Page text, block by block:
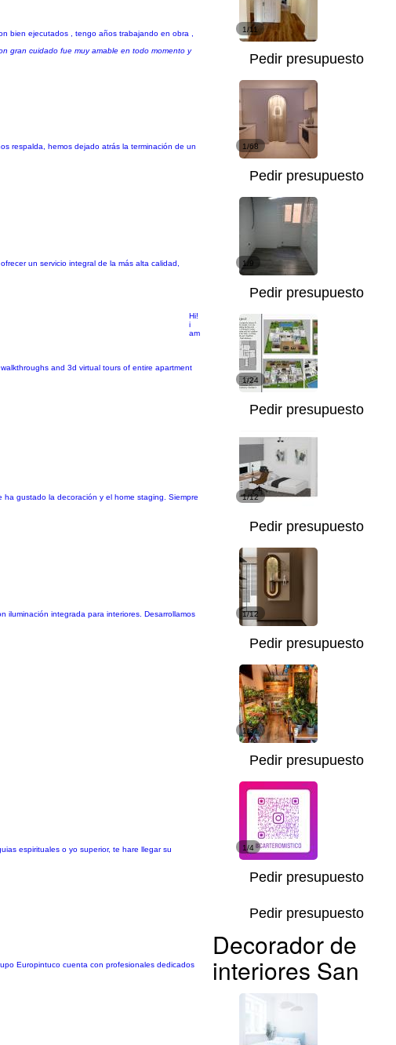
bien ejecutados , tengo años trabajando en obra ,
gran cuidado fue muy amable en todo momento y
1/11
Pedir presupuesto
respalda, hemos dejado atrás la terminación de un
1/68
Pedir presupuesto
un servicio integral de la más alta calidad,
1/9
Pedir presupuesto
Hi!
i
am
and 3d virtual tours of entire apartment
1/24
Pedir presupuesto
gustado la decoración y el home staging. Siempre
1/12
Pedir presupuesto
iluminación integrada para interiores. Desarrollamos
1/12
Pedir presupuesto
1/31
Pedir presupuesto
espirituales o yo superior, te hare llegar su
1/4
Pedir presupuesto
Europintuco cuenta con profesionales dedicados
Pedir presupuesto
Decorador de
interiores San